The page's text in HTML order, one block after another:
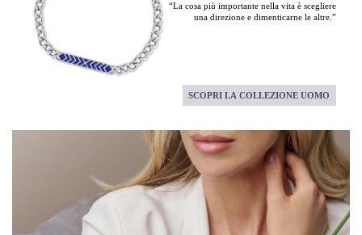
“La cosa più importante nella vita è scegliere
una direzione e dimenticarne le altre.”
SCOPRI LA COLLEZIONE UOMO